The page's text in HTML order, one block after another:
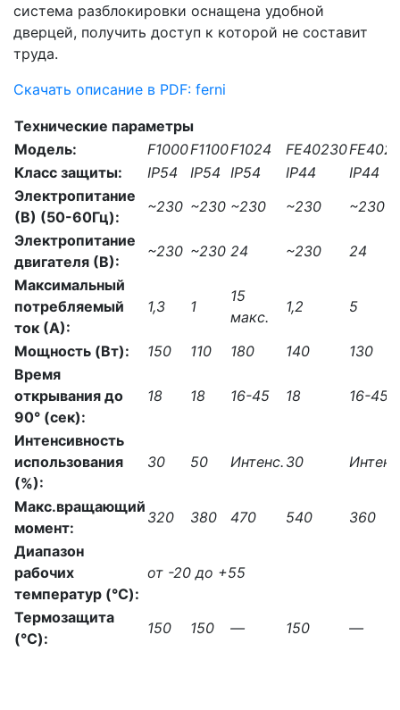
система разблокировки оснащена удобной
дверцей, получить доступ к которой не составит
труда.
Скачать описание в PDF: ferni
Технические параметры
Модель:
F1000F1100F1024 FE40230
Класс защиты:
IP54 IP54 IP54 IP44
IP44
Электропитание
(В) (50-60Гц):
~230 ~230 ~230 ~230
~230
Электропитание
двигателя (В):
~230 ~230 24 ~230
24
Максимальный
потребляемый
ток (А):
1,3 1
15
макс.
1,2 5
Мощность (Вт): 150 110 180 140
130
Время
открывания до
90° (сек):
18 18 16-45 18 16-45
Интенсивность
использования
(%):
30 50 Интенс. 30
Макс.вращающий
момент:
320 380 470 540
360
Диапазон
рабочих
температур (°C):
от -20 до +55
Термозащита
(°C):
150 150 — 150 —